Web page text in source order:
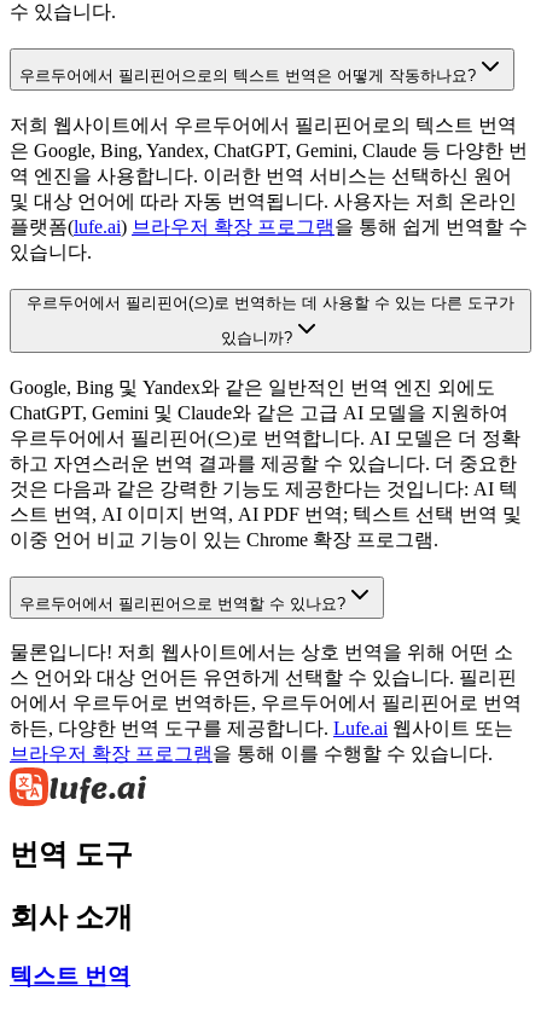
수 있습니다.
우르두어에서 필리핀어으로의 텍스트 번역은 어떻게 작동하나요?
저희 웹사이트에서 우르두어에서 필리핀어로의 텍스트 번역
은 Google, Bing, Yandex, ChatGPT, Gemini, Claude 등 다양한 번
역 엔진을 사용합니다. 이러한 번역 서비스는 선택하신 원어
및 대상 언어에 따라 자동 번역됩니다. 사용자는 저희 온라인
플랫폼(lufe.ai) 브라우저 확장 프로그램을 통해 쉽게 번역할 수
있습니다.
우르두어에서 필리핀어(으)로 번역하는 데 사용할 수 있는 다른 도구가
있습니까?
Google, Bing 및 Yandex와 같은 일반적인 번역 엔진 외에도
ChatGPT, Gemini 및 Claude와 같은 고급 AI 모델을 지원하여
우르두어에서 필리핀어(으)로 번역합니다. AI 모델은 더 정확
하고 자연스러운 번역 결과를 제공할 수 있습니다. 더 중요한
것은 다음과 같은 강력한 기능도 제공한다는 것입니다: AI 텍
스트 번역, AI 이미지 번역, AI PDF 번역; 텍스트 선택 번역 및
이중 언어 비교 기능이 있는 Chrome 확장 프로그램.
우르두어에서 필리핀어으로 번역할 수 있나요?
물론입니다! 저희 웹사이트에서는 상호 번역을 위해 어떤 소
스 언어와 대상 언어든 유연하게 선택할 수 있습니다. 필리핀
어에서 우르두어로 번역하든, 우르두어에서 필리핀어로 번역
하든, 다양한 번역 도구를 제공합니다. Lufe.ai 웹사이트 또는
브라우저 확장 프로그램을 통해 이를 수행할 수 있습니다.
번역 도구
회사 소개
텍스트 번역